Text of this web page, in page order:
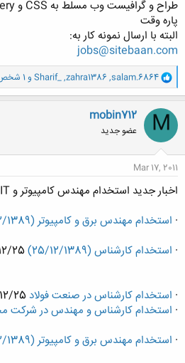
پاره وقت
البته با ارسال نمونه کار به:
jobs@sitebaan.com
و
ا
ک
ن
ش
ه
ا
salam.6864
,
zahra1386
,
Sharif_ و 1 شخص دیگر
M
mobin712
عضو جدید
Mar 17, 2011
اخبار جدید استخدام مهندس کامپیوتر و IT
· استخدام مهندس برق و کامپیوتر (26/12/1389)
· استخدام کارشناس (25/12/1389)
· استخدام کارشناس در صنعت فولاد
· استخدام کارشناس و مهندس در شرکت
· استخدام مهندس برق و کامپیوتر (25/12/1389)